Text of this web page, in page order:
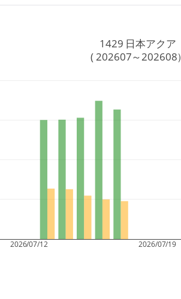
2026/07/12 2026/07/19
1429 日本アクア
( 202607～202608）